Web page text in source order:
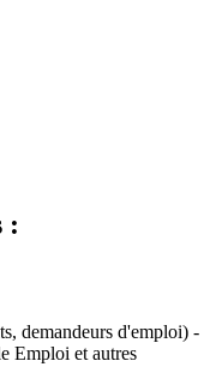
:
demandeurs d'emploi) -
Emploi et autres